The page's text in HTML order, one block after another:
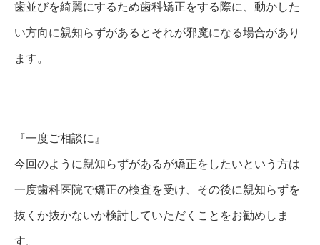
歯並びを綺麗にするため歯科矯正をする際に、動かした
い方向に親知らずがあるとそれが邪魔になる場合があり
ます。
『一度ご相談に』
今回のように親知らずがあるが矯正をしたいという方は
一度歯科医院で矯正の検査を受け、その後に親知らずを
抜くか抜かないか検討していただくことをお勧めしま
す。